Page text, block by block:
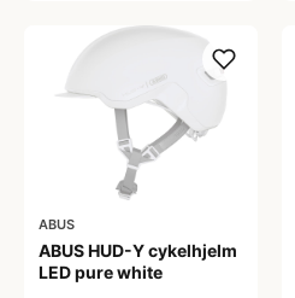
ABUS
ABUS HUD-Y cykelhjelm
LED pure white